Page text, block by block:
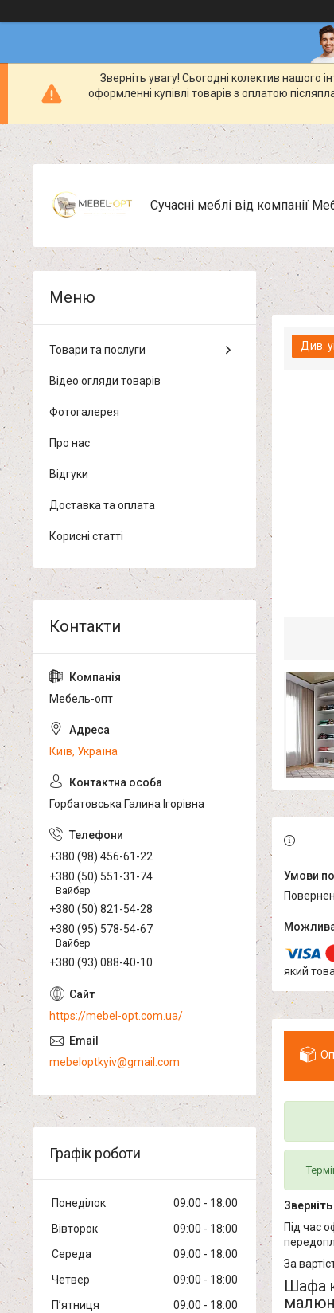
Зверніть увагу! Сьогодні колектив нашого
оформленні купівлі товарів з оплатою
Сучасні меблі від компанії
Див.
який
Під час
За
Шафа
Товари та послуги
Відео огляди товарів
Фотогалерея
Про нас
Відгуки
Доставка та оплата
Корисні статті
Мебель-опт
Київ, Україна
Горбатовська Галина Ігорівна
+380 (98) 456-61-22
+380 (50) 551-31-74
Вайбер
+380 (50) 821-54-28
+380 (95) 578-54-67
Вайбер
+380 (93) 088-40-10
https://mebel-opt.com.ua/
mebeloptkyiv@gmail.com
Графік роботи
Понеділок 09:00
18:00
Вівторок
09:00
18:00
Середа
09:00
18:00
Четвер
09:00
18:00
Пʼятниця
09:00
18:00